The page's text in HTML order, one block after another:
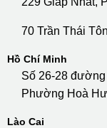
70 Trần Thái
Hồ Chí Minh
Số 26-28
Phường Hoà
Lào Cai